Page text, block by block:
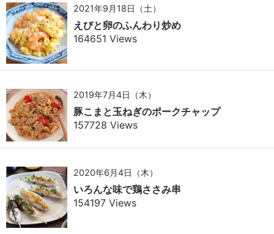
2021年9月18日（土）
えびと卵のふんわり炒め
164651 Views
2019年7月4日（木）
豚こまと玉ねぎのポークチャップ
157728 Views
2020年6月4日（木）
いろんな味で鶏ささみ串
154197 Views